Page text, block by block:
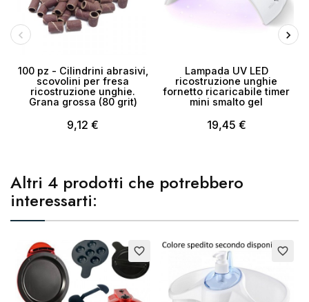
100 pz - Cilindrini abrasivi,
scovolini per fresa
ricostruzione unghie.
Grana grossa (80 grit)
9,12 €
Lampada UV LED
ricostruzione unghie
fornetto ricaricabile timer
mini smalto gel
19,45 €
Altri 4 prodotti che potrebbero
interessarti:
favorite_border favorite_border